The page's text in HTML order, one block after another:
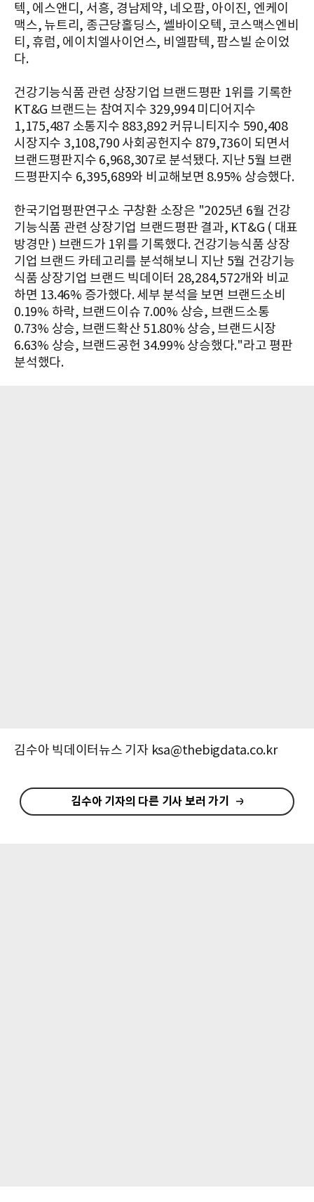
텍, 에스앤디, 서흥, 경남제약, 네오팜, 아이진, 엔케이
맥스, 뉴트리, 종근당홀딩스, 쎌바이오텍, 코스맥스엔비
티, 휴럼, 에이치엘사이언스, 비엘팜텍, 팜스빌 순이었
다.
건강기능식품 관련 상장기업 브랜드평판 1위를 기록한
KT&G 브랜드는 참여지수 329,994 미디어지수
1,175,487 소통지수 883,892 커뮤니티지수 590,408
시장지수 3,108,790 사회공헌지수 879,736이 되면서
브랜드평판지수 6,968,307로 분석됐다. 지난 5월 브랜
드평판지수 6,395,689와 비교해보면 8.95% 상승했다.
한국기업평판연구소 구창환 소장은 "2025년 6월 건강
기능식품 관련 상장기업 브랜드평판 결과, KT&G ( 대표
방경만 ) 브랜드가 1위를 기록했다. 건강기능식품 상장
기업 브랜드 카테고리를 분석해보니 지난 5월 건강기능
식품 상장기업 브랜드 빅데이터 28,284,572개와 비교
하면 13.46% 증가했다. 세부 분석을 보면 브랜드소비
0.19% 하락, 브랜드이슈 7.00% 상승, 브랜드소통
0.73% 상승, 브랜드확산 51.80% 상승, 브랜드시장
6.63% 상승, 브랜드공헌 34.99% 상승했다."라고 평판
분석했다.
김수아 빅데이터뉴스 기자 ksa@thebigdata.co.kr
김수아 기자의 다른 기사 보러 가기